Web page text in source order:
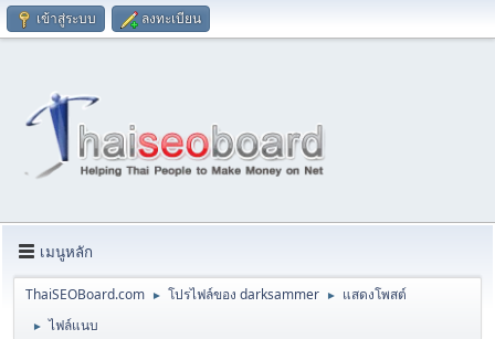
เข้าสู่ระบบ ลงทะเบียน
เมนูหลัก
ThaiSEOBoard.com ► โปรไฟล์ของ darksammer ► แสดงโพสต์
► ไฟล์แนบ